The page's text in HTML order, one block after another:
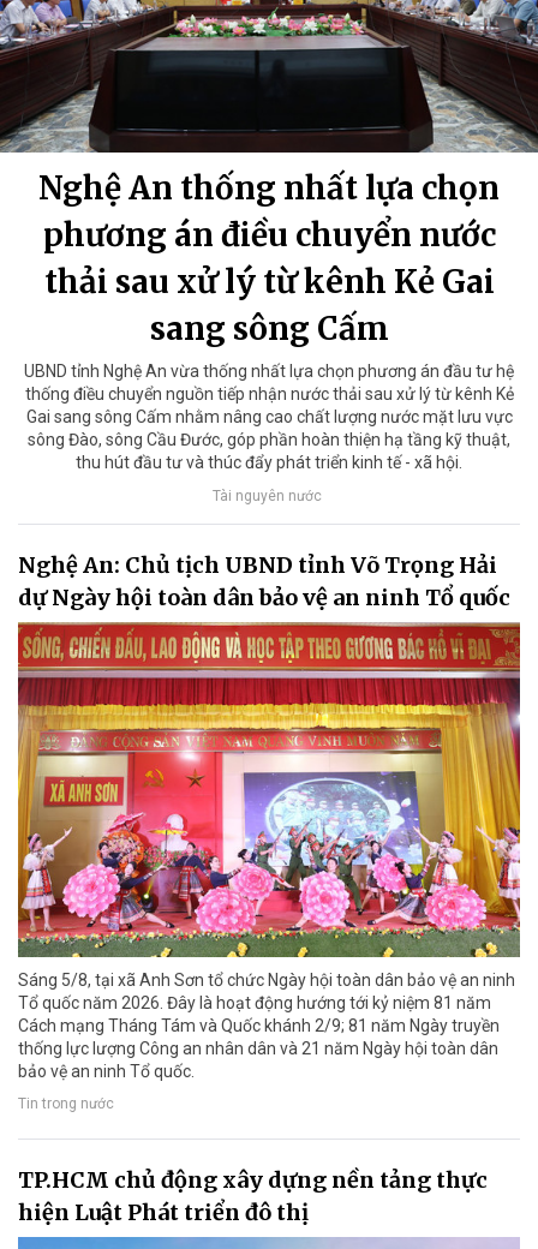
Nghệ An thống nhất lựa chọn
phương án điều chuyển nước
thải sau xử lý từ kênh Kẻ Gai
sang sông Cấm
UBND tỉnh Nghệ An vừa thống nhất lựa chọn phương án đầu tư hệ
thống điều chuyển nguồn tiếp nhận nước thải sau xử lý từ kênh Kẻ
Gai sang sông Cấm nhằm nâng cao chất lượng nước mặt lưu vực
sông Đào, sông Cầu Đước, góp phần hoàn thiện hạ tầng kỹ thuật,
thu hút đầu tư và thúc đẩy phát triển kinh tế - xã hội.
Tài nguyên nước
Nghệ An: Chủ tịch UBND tỉnh Võ Trọng Hải
dự Ngày hội toàn dân bảo vệ an ninh Tổ quốc
Sáng 5/8, tại xã Anh Sơn tổ chức Ngày hội toàn dân bảo vệ an ninh
Tổ quốc năm 2026. Đây là hoạt động hướng tới kỷ niệm 81 năm
Cách mạng Tháng Tám và Quốc khánh 2/9; 81 năm Ngày truyền
thống lực lượng Công an nhân dân và 21 năm Ngày hội toàn dân
bảo vệ an ninh Tổ quốc.
Tin trong nước
TP.HCM chủ động xây dựng nền tảng thực
hiện Luật Phát triển đô thị